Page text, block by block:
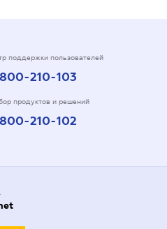
поддержки пользователей
210-103
продуктов и решений
210-102